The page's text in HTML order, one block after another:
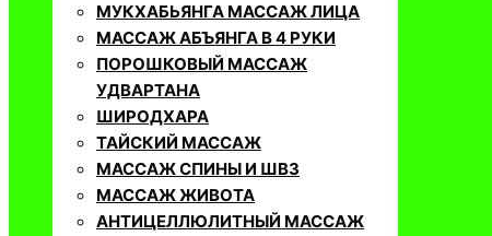
МУКХАБЬЯНГА МАССАЖ ЛИЦА
МАССАЖ АБЪЯНГА В 4 РУКИ
ПОРОШКОВЫЙ МАССАЖ
УДВАРТАНА
ШИРОДХАРА
ТАЙСКИЙ МАССАЖ
МАССАЖ СПИНЫ И ШВЗ
МАССАЖ ЖИВОТА
АНТИЦЕЛЛЮЛИТНЫЙ МАССАЖ